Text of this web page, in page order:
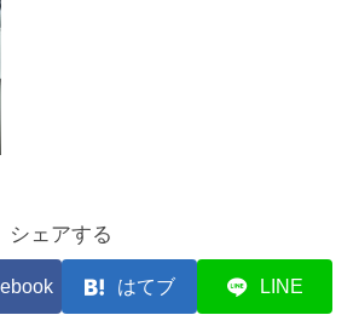
シェアする
はてブ LINE